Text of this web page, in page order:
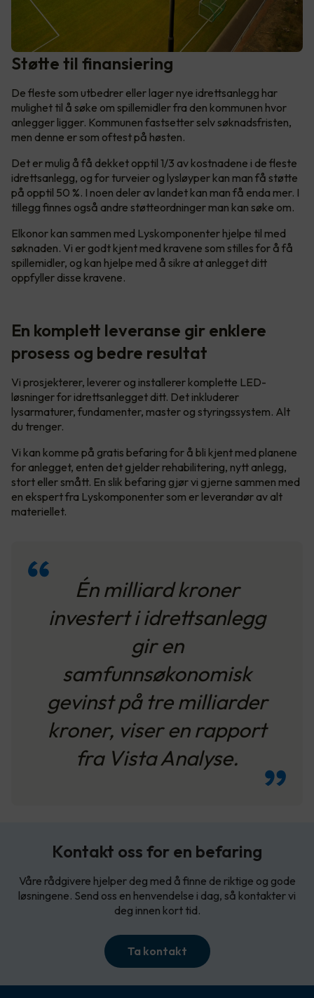
Støtte til finansiering
De fleste som utbedrer eller lager nye idrettsanlegg har
mulighet til å søke om spillemidler fra den kommunen hvor
anlegger ligger. Kommunen fastsetter selv søknadsfristen,
men denne er som oftest på høsten.
Det er mulig å få dekket opptil 1/3 av kostnadene i de fleste
idrettsanlegg, og for turveier og lysløyper kan man få støtte
på opptil 50 %. I noen deler av landet kan man få enda mer. I
tillegg finnes også andre støtteordninger man kan søke om.
Elkonor kan sammen med Lyskomponenter hjelpe til med
søknaden. Vi er godt kjent med kravene som stilles for å få
spillemidler, og kan hjelpe med å sikre at anlegget ditt
oppfyller disse kravene.
En komplett leveranse gir enklere
prosess og bedre resultat
Vi prosjekterer, leverer og installerer komplette LED-
løsninger for idrettsanlegget ditt. Det inkluderer
lysarmaturer, fundamenter, master og styringssystem. Alt
du trenger.
Vi kan komme på gratis befaring for å bli kjent med planene
for anlegget, enten det gjelder rehabilitering, nytt anlegg,
stort eller smått. En slik befaring gjør vi gjerne sammen med
en ekspert fra Lyskomponenter som er leverandør av alt
materiellet.
Én milliard kroner
investert i idrettsanlegg
gir en
samfunnsøkonomisk
gevinst på tre milliarder
kroner, viser en rapport
fra Vista Analyse.
Kontakt oss for en befaring
Våre rådgivere hjelper deg med å finne de riktige og gode
løsningene. Send oss en henvendelse i dag, så kontakter vi
deg innen kort tid.
Ta kontakt